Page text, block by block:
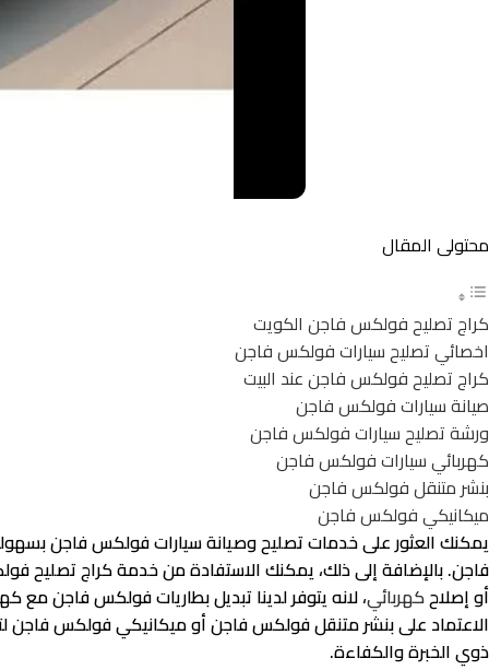
محتولى المقال
كراج تصليح فولكس فاجن الكويت
اخصائي تصليح سيارات فولكس فاجن
كراج تصليح فولكس فاجن عند البيت
صيانة سيارات فولكس فاجن
ورشة تصليح سيارات فولكس فاجن
كهربائي سيارات فولكس فاجن
بنشر متنقل فولكس فاجن
ميكانيكي فولكس فاجن
يمكنك العثور على خدمات تصليح وصيانة سيارات فولكس فاجن
فاجن. بالإضافة إلى ذلك، يمكنك الاستفادة من خدمة كراج
أو إصلاحكهربائي، لانه يتوفر لدينا تبديل بطاريات فولكس فاجن
الاعتماد على بنشر متنقل فولكس فاجن أو ميكانيكي فولكس فاجن
ذوي الخبرة والكفاءة.